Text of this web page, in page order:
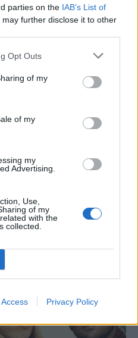
parties on the IAB’s List of
may further disclose it to other
Opt Outs
of my
of my
my
Advertising.
Use,
of my
with the
collected.
Privacy Policy